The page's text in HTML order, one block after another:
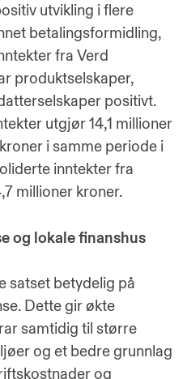
utvikling i flere
betalingsformidling,
fra Verd
produktselskaper,
positivt.
utgjør 14,1 millioner
i samme periode i
inntekter fra
millioner kroner.
og lokale finanshus
satset betydelig på
Dette gir økte
samtidig til større
og et bedre grunnlag
og